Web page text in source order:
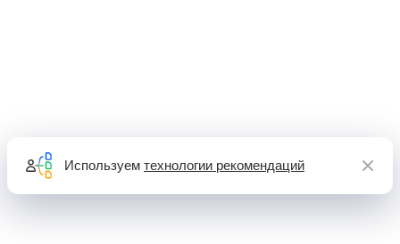
Используем технологии рекомендаций